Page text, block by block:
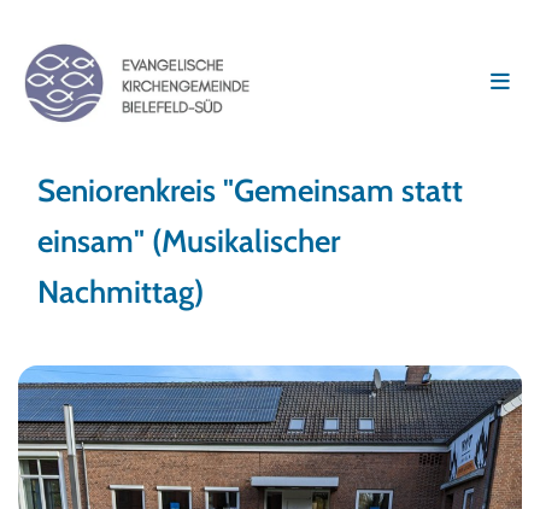
Seniorenkreis "Gemeinsam statt
einsam" (Musikalischer
Nachmittag)